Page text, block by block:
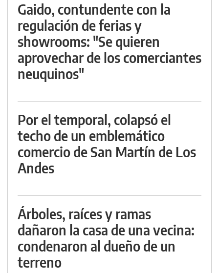
Gaido, contundente con la
regulación de ferias y
showrooms: "Se quieren
aprovechar de los comerciantes
neuquinos"
Por el temporal, colapsó el
techo de un emblemático
comercio de San Martín de Los
Andes
Árboles, raíces y ramas
dañaron la casa de una vecina:
condenaron al dueño de un
terreno